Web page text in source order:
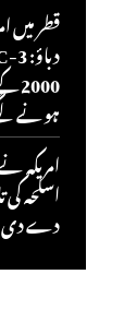
قطر میں
ہونے
اسلحہ
دے دی